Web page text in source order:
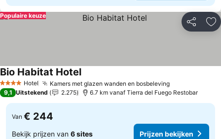
Delen
Populaire keuze
4 SterrenHotel Kamers met glazen wanden en bosbeleving
Bio Habitat Hotel
9,1 Uitstekend 2.275 6.7 km vanaf Tierra del Fuego Restobar
Van € 244
Bekijk prijzen van 6 sites Prijzen bekijken